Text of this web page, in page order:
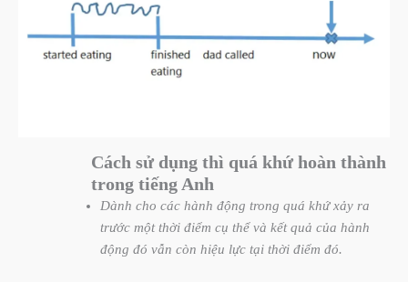
Cách sử dụng thì quá khứ hoàn thành
trong tiếng Anh
Dành cho các hành động trong quá khứ xảy ra
trước một thời điểm cụ thể và kết quả của hành
động đó vẫn còn hiệu lực tại thời điểm đó.